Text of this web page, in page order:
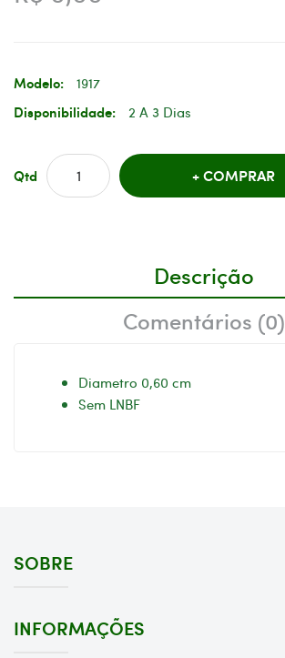
Modelo:
1917
Disponibilidade:
2 A 3 Dias
Qtd COMPRAR
Descrição
Comentários (0)
Diametro 0,60 cm
Sem LNBF
SOBRE
INFORMAÇÕES